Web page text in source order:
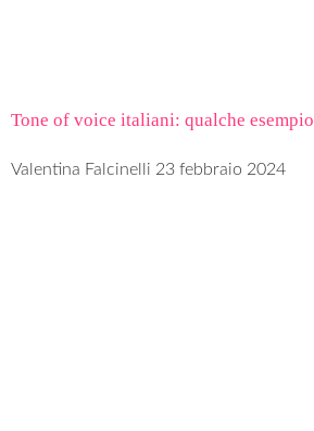
Tone of voice italiani: qualche esempio
Valentina Falcinelli 23 febbraio 2024